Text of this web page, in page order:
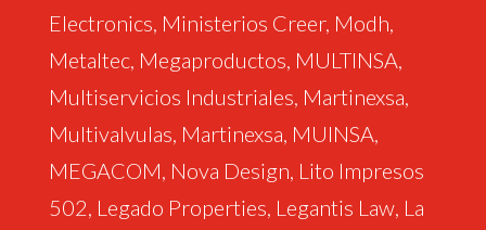
Electronics, Ministerios Creer, Modh,
Metaltec, Megaproductos, MULTINSA,
Multiservicios Industriales, Martinexsa,
Multivalvulas, Martinexsa, MUINSA,
MEGACOM, Nova Design, Lito Impresos
502, Legado Properties, Legantis Law, La